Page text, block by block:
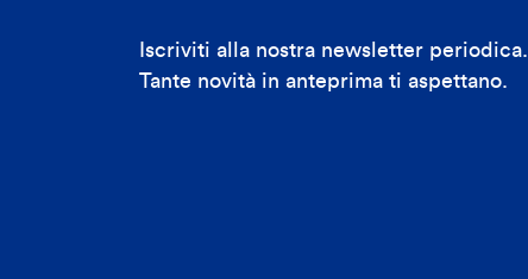
Iscriviti alla nostra newsletter periodica.
Tante novità in anteprima ti aspettano.